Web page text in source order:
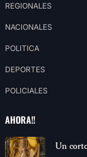
REGIONALES
NACIONALES
POLITICA
DEPORTES
POLICIALES
AHORA!!
Un